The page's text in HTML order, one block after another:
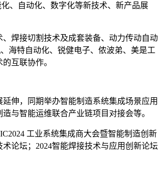
、自动化、数字化等新技术、新产品展
焊接切割技术及成套装备、动力传动自动
海特自动化、锐健电子、侬波弟、美是工
互联协作。
伸，同期举办智能制造系统集成场景应用
与智能运维联合产业链项目对接会等。
工业系统集成商大会暨智能制造创新
论坛；2024智能焊接技术与应用创新论坛